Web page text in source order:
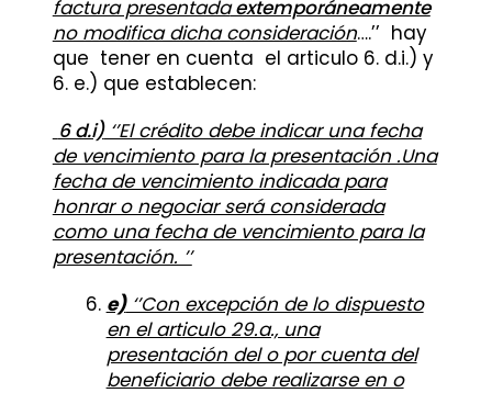
factura presentadaextemporáneamente
no modifica dicha consideración….’’ hay
que tener en cuenta el articulo 6. d.i.) y
6. e.) que establecen:
6 d.i)‘’El crédito debe indicar una fecha
de vencimiento para la presentación .Una
fecha de vencimiento indicada para
honrar o negociar será considerada
como una fecha de vencimiento para la
presentación. ’’
e)‘’Con excepción de lo dispuesto
en el articulo 29.a., una
presentación del o por cuenta del
beneficiario debe realizarse en o